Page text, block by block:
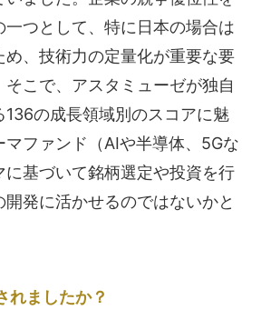
一つとして、特に日本の場合は
め、技術力の定量化が重要な要
こで、アスタミューゼが独自
136の成長領域別のスコアに魅
マファンド（AIや半導体、5Gな
に基づいて銘柄選定や投資を行
開発に活かせるのではないかと
れましたか？